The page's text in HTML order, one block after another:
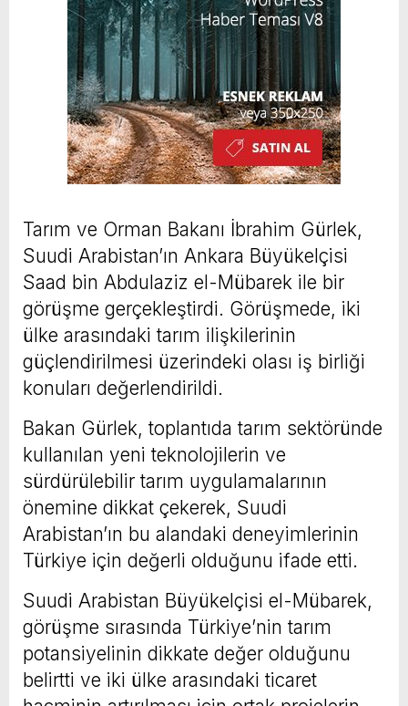
Tarım ve Orman Bakanı İbrahim Gürlek,
Suudi Arabistan’ın Ankara Büyükelçisi
Saad bin Abdulaziz el-Mübarek ile bir
görüşme gerçekleştirdi. Görüşmede, iki
ülke arasındaki tarım ilişkilerinin
güçlendirilmesi üzerindeki olası iş birliği
konuları değerlendirildi.
Bakan Gürlek, toplantıda tarım sektöründe
kullanılan yeni teknolojilerin ve
sürdürülebilir tarım uygulamalarının
önemine dikkat çekerek, Suudi
Arabistan’ın bu alandaki deneyimlerinin
Türkiye için değerli olduğunu ifade etti.
Suudi Arabistan Büyükelçisi el-Mübarek,
görüşme sırasında Türkiye’nin tarım
potansiyelinin dikkate değer olduğunu
belirtti ve iki ülke arasındaki ticaret